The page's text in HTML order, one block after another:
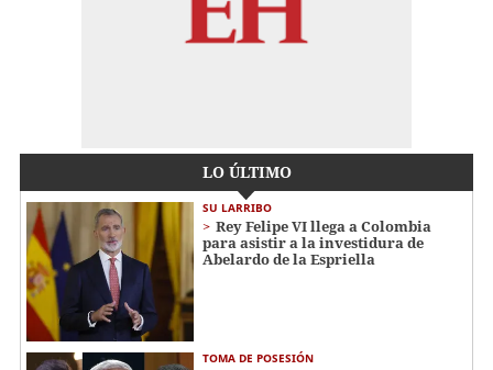
LO ÚLTIMO
SU LARRIBO
Rey Felipe VI llega a Colombia
para asistir a la investidura de
Abelardo de la Espriella
TOMA DE POSESIÓN